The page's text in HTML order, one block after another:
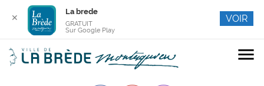
menu
✕
La brede
GRATUIT
Sur Google Play
VOIR